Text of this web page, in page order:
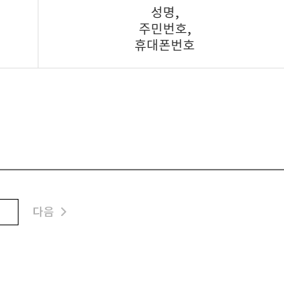
성명,
주민번호,
휴대폰번호
다음